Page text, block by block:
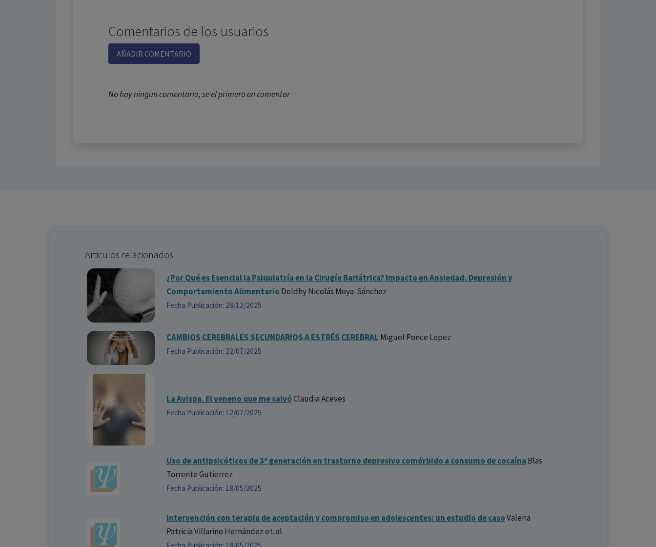
Comentarios de los usuarios
AÑADIR COMENTARIO
No hay ningun comentario, se el primero en comentar
Articulos relacionados
¿Por Qué es Esencial la Psiquiatría en la Cirugía Bariátrica? Impacto en Ansiedad, Depresión y
Comportamiento Alimentario Deldhy Nicolás Moya-Sánchez
Fecha Publicación: 28/12/2025
CAMBIOS CEREBRALES SECUNDARIOS A ESTRÉS CEREBRAL Miguel Ponce Lopez
Fecha Publicación: 22/07/2025
La Avispa. El veneno que me salvóClaudia Aceves
Fecha Publicación: 12/07/2025
Uso de antipsicóticos de 3ª generación en trastorno depresivo comórbido a consumo de cocaína Blas
Torrente Gutierrez
Fecha Publicación: 18/05/2025
Intervención con terapia de aceptación y compromiso en adolescentes: un estudio de casoValeria
Patricia Villarino Hernándezet. al